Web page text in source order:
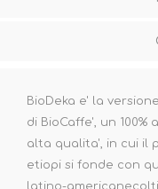
BioDeka e' la
di BioCaffe', un
alta qualita', in cui il
etiopi si fonde con
latino-